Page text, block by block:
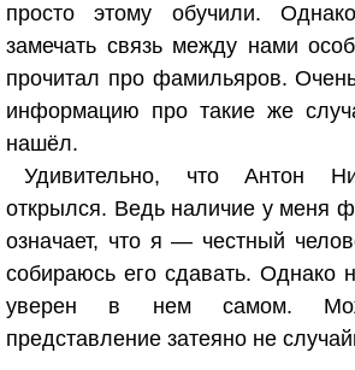
просто этому обучили.
замечать связь между нами
прочитал про фамильяров.
информацию про такие же
нашёл.
Удивительно, что Антон
открылся. Ведь наличие у меня
означает, что я — честный
собираюсь его сдавать. Однако
уверен в нем самом.
представление затеяно не